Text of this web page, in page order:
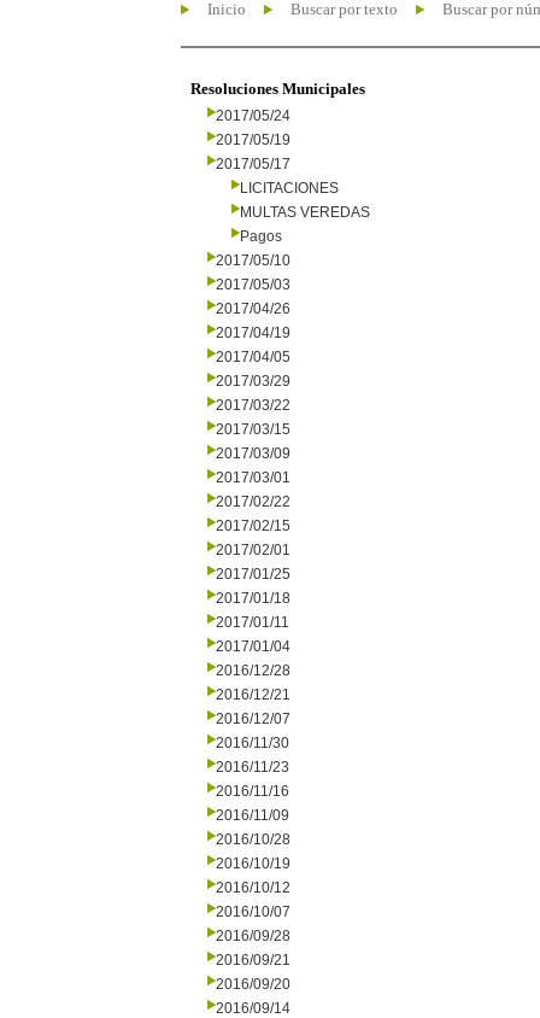
Inicio Buscar por texto Buscar por
Resoluciones Municipales
2017/05/24
2017/05/19
2017/05/17
LICITACIONES
MULTAS VEREDAS
Pagos
2017/05/10
2017/05/03
2017/04/26
2017/04/19
2017/04/05
2017/03/29
2017/03/22
2017/03/15
2017/03/09
2017/03/01
2017/02/22
2017/02/15
2017/02/01
2017/01/25
2017/01/18
2017/01/11
2017/01/04
2016/12/28
2016/12/21
2016/12/07
2016/11/30
2016/11/23
2016/11/16
2016/11/09
2016/10/28
2016/10/19
2016/10/12
2016/10/07
2016/09/28
2016/09/21
2016/09/20
2016/09/14